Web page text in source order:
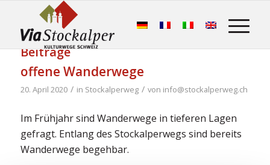
Beiträge
offene Wanderwege
20. April 2020 / in Stockalperweg / von info@stockalperweg.ch
Im Frühjahr sind Wanderwege in tieferen Lagen
gefragt. Entlang des Stockalperwegs sind bereits
Wanderwege begehbar.